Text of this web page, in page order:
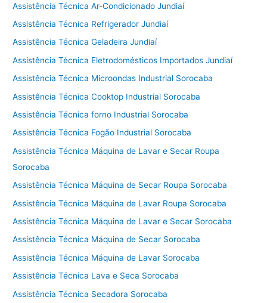
Assistência Técnica Ar-Condicionado Jundiaí
Assistência Técnica Refrigerador Jundiaí
Assistência Técnica Geladeira Jundiaí
Assistência Técnica Eletrodomésticos Importados Jundiaí
Assistência Técnica Microondas Industrial Sorocaba
Assistência Técnica Cooktop Industrial Sorocaba
Assistência Técnica forno Industrial Sorocaba
Assistência Técnica Fogão Industrial Sorocaba
Assistência Técnica Máquina de Lavar e Secar Roupa
Sorocaba
Assistência Técnica Máquina de Secar Roupa Sorocaba
Assistência Técnica Máquina de Lavar Roupa Sorocaba
Assistência Técnica Máquina de Lavar e Secar Sorocaba
Assistência Técnica Máquina de Secar Sorocaba
Assistência Técnica Máquina de Lavar Sorocaba
Assistência Técnica Lava e Seca Sorocaba
Assistência Técnica Secadora Sorocaba